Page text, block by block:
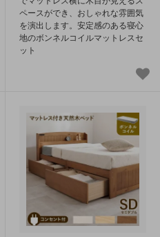
ペースができ、おしゃれな雰囲気
を演出します。安定感のある寝心
地のボンネルコイルマットレスセ
ット